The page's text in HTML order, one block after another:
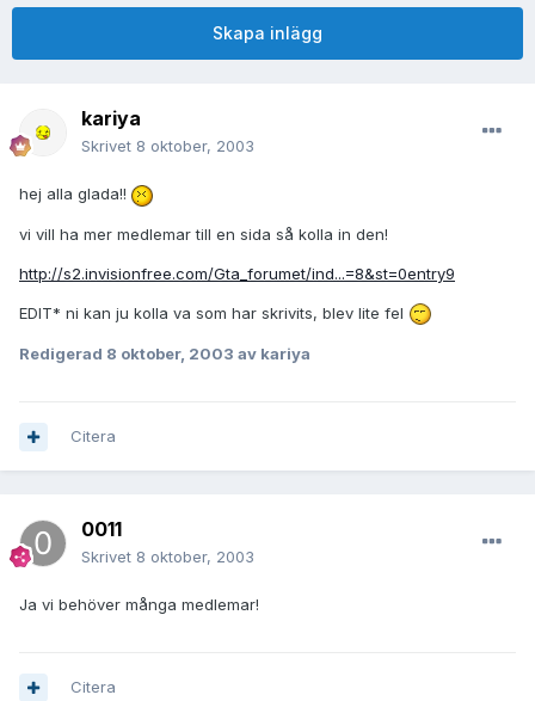
Skapa inlägg
kariya
Skrivet 8 oktober, 2003
hej alla glada!!
vi vill ha mer medlemar till en sida så kolla in den!
http://s2.invisionfree.com/Gta_forumet/ind...=8&st=0entry9
EDIT* ni kan ju kolla va som har skrivits, blev lite fel
Redigerad 8 oktober, 2003 av kariya
Citera
0011
Skrivet 8 oktober, 2003
Ja vi behöver många medlemar!
Citera